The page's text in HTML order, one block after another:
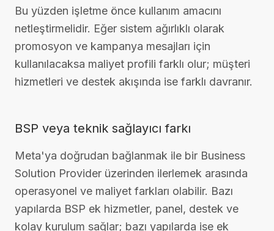
Bu yüzden işletme önce kullanım amacını
netleştirmelidir. Eğer sistem ağırlıklı olarak
promosyon ve kampanya mesajları için
kullanılacaksa maliyet profili farklı olur; müşteri
hizmetleri ve destek akışında ise farklı davranır.
BSP veya teknik sağlayıcı farkı
Meta'ya doğrudan bağlanmak ile bir Business
Solution Provider üzerinden ilerlemek arasında
operasyonel ve maliyet farkları olabilir. Bazı
yapılarda BSP ek hizmetler, panel, destek ve
kolay kurulum sağlar; bazı yapılarda ise ek